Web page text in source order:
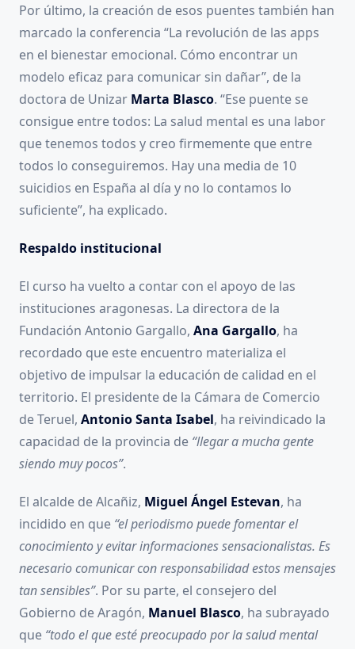
Por último, la creación de esos puentes también han
marcado la conferencia “La revolución de las apps
en el bienestar emocional. Cómo encontrar un
modelo eficaz para comunicar sin dañar”, de la
doctora de Unizar Marta Blasco. “Ese puente se
consigue entre todos: La salud mental es una labor
que tenemos todos y creo firmemente que entre
todos lo conseguiremos. Hay una media de 10
suicidios en España al día y no lo contamos lo
suficiente”, ha explicado.
Respaldo institucional
El curso ha vuelto a contar con el apoyo de las
instituciones aragonesas. La directora de la
Fundación Antonio Gargallo, Ana Gargallo, ha
recordado que este encuentro materializa el
objetivo de impulsar la educación de calidad en el
territorio. El presidente de la Cámara de Comercio
de Teruel, Antonio Santa Isabel, ha reivindicado la
capacidad de la provincia de “llegar a mucha gente
siendo muy pocos”.
El alcalde de Alcañiz, Miguel Ángel Estevan, ha
incidido en que “el periodismo puede fomentar el
conocimiento y evitar informaciones sensacionalistas. Es
necesario comunicar con responsabilidad estos mensajes
tan sensibles”. Por su parte, el consejero del
Gobierno de Aragón, Manuel Blasco, ha subrayado
que “todo el que esté preocupado por la salud mental